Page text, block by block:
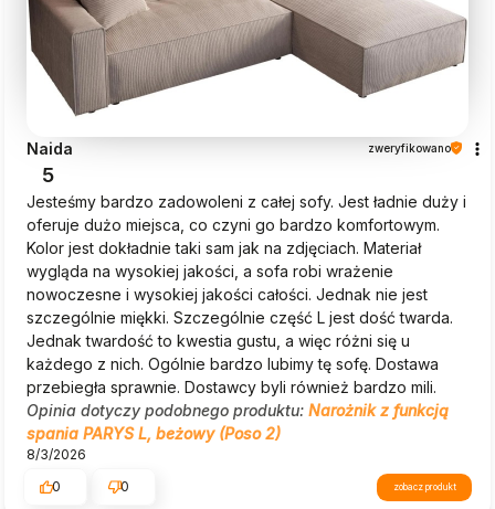
Naida zweryfikowano
5
Jesteśmy bardzo zadowoleni z całej sofy. Jest ładnie duży i
oferuje dużo miejsca, co czyni go bardzo komfortowym.
Kolor jest dokładnie taki sam jak na zdjęciach. Materiał
wygląda na wysokiej jakości, a sofa robi wrażenie
nowoczesne i wysokiej jakości całości. Jednak nie jest
szczególnie miękki. Szczególnie część L jest dość twarda.
Jednak twardość to kwestia gustu, a więc różni się u
każdego z nich. Ogólnie bardzo lubimy tę sofę. Dostawa
przebiegła sprawnie. Dostawcy byli również bardzo mili.
Opinia dotyczy podobnego produktu: Narożnik z funkcją
spania PARYS L, beżowy (Poso 2)
8/3/2026
0
0 zobacz produkt